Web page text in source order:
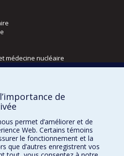
médecine nucléaire
l’activité physique
de
permet d’améliorer et de
Web. Certains témoins
le fonctionnement et la
que d’autres enregistrent vos